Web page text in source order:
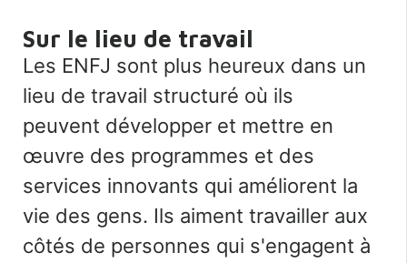
Sur le lieu de travail
Les ENFJ sont plus heureux dans un
lieu de travail structuré où ils
peuvent développer et mettre en
œuvre des programmes et des
services innovants qui améliorent la
vie des gens. Ils aiment travailler aux
côtés de personnes qui s'engagent à